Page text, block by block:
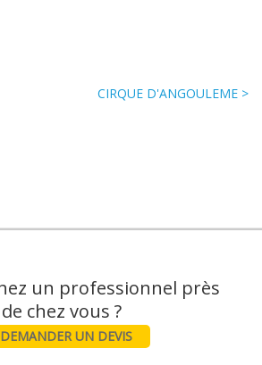
CIRQUE D'ANGOULEME >
un professionnel près
DEMANDER UN DEVIS